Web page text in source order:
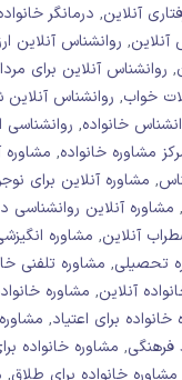
آنلاین, درمانگر
آنلاین, روانشناس آنلاین
, روانشناس آنلاین برای
خواب, روانشناس آنلاین
خانواده, روانشناسی
مشاوره خانواده, مشاوره
, مشاوره آنلاین برای
, مشاوره آنلاین روانشناسی
آنلاین, مشاوره
تحصیلی, مشاوره تلفنی
آنلاین, مشاوره
خانواده برای اعتیاد,
فرهنگی, مشاوره خانواده
مشاوره خانواده برای طلاق